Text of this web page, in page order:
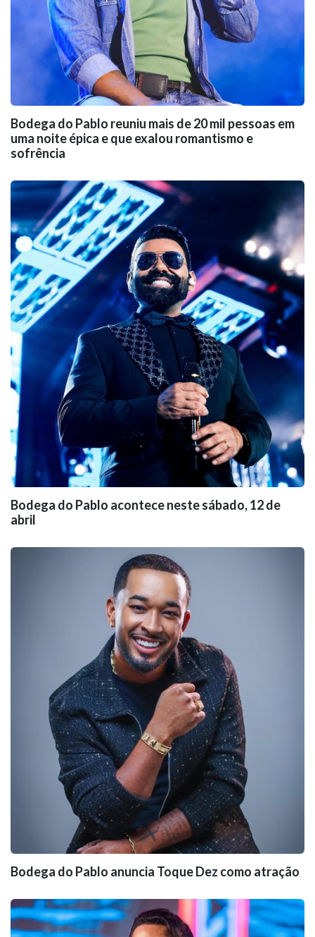
Bodega do Pablo reuniu mais de 20 mil pessoas em
uma noite épica e que exalou romantismo e
sofrência
Bodega do Pablo acontece neste sábado, 12 de
abril
Bodega do Pablo anuncia Toque Dez como atração